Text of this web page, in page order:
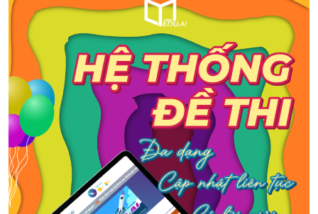
Kiến thức trọng tâm
môn Vật lý lớp 11
Học phí: Miễn phí
Giáo viên: MegaEdu.AI
Bài học
Bài giảng
200
Câu hỏi
Kiến thức trọng tâm
môn Ngữ Văn 11
Học phí:Miễn phí
Giáo viên:
MegaEdu.AI
Bài học
52Bài giảng
400Câu hỏi